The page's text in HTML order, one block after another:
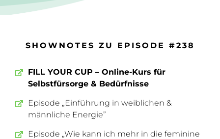
SHOWNOTES ZU EPISODE #238
FILL YOUR CUP – Online-Kurs für
Selbstfürsorge & Bedürfnisse
Episode „Einführung in weiblichen &
männliche Energie”
Episode „Wie kann ich mehr in die feminine